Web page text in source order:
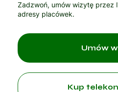
Zadzwoń, umów wizytę przez
adresy placówek.
Kup
Umów